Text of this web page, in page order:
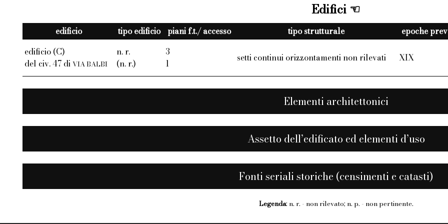
Edifici
edificio tipo edificio piani f.t./ accesso tipo strutturale
epoche
edificio (C)
del civ. 47 di VIA BALBI
n. r.
(n. r.)
3
1
setti continui orizzontamenti non rilevati XIX
Elementi architettonici
Assetto dell’edificato ed elementi d’uso
Fonti seriali storiche (censimenti e catasti)
Legenda: n. r. - non rilevato; n. p. - non pertinente.